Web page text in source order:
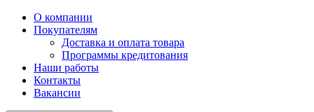
О компании
Покупателям
Доставка и оплата товара
Программы кредитования
Наши работы
Контакты
Вакансии